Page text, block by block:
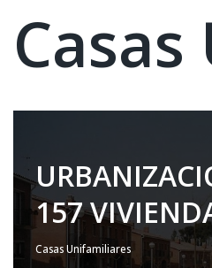
157
Casas Unifamiliares